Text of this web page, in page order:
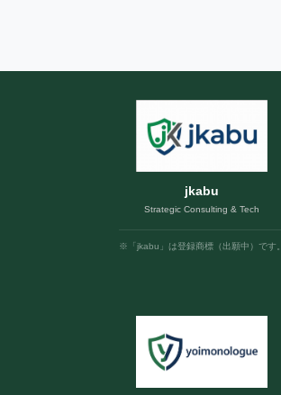
jkabu
Strategic Consulting & Tech
※「jkabu」は登録商標（出願中）です。